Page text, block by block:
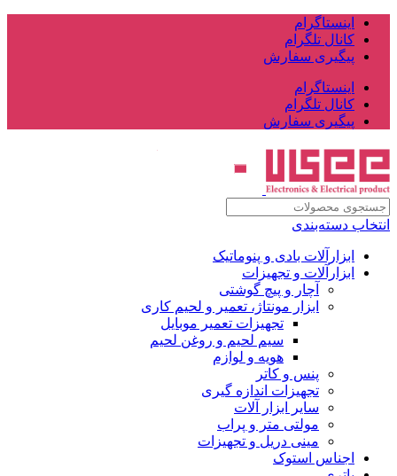
اینستاگرام
کانال تلگرام
پیگیری سفارش
اینستاگرام
کانال تلگرام
پیگیری سفارش
انتخاب دسته‌بندی
ابزارآلات بادی و پنوماتیک
ابزارآلات و تجهیزات
آچار و پیچ گوشتی
ابزار مونتاژ، تعمیر و لحیم کاری
تجهیزات تعمیر موبایل
سیم لحیم و روغن لحیم
هویه و لوازم
پنس و کاتر
تجهیزات اندازه گیری
سایر ابزار آلات
مولتی متر و پراب
مینی دریل و تجهیزات
اجناس استوک